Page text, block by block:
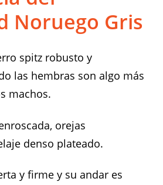
Noruego Gris
spitz robusto y
las hembras son algo más
machos.
orejas
denso plateado.
y firme y su andar es